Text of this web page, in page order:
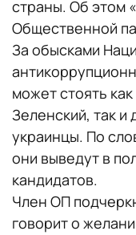
страны. Об этом
Общественной
За обысками
может стоять
Зеленский, так и
украинцы. По
они выведут в
кандидатов.
Член ОП
говорит о